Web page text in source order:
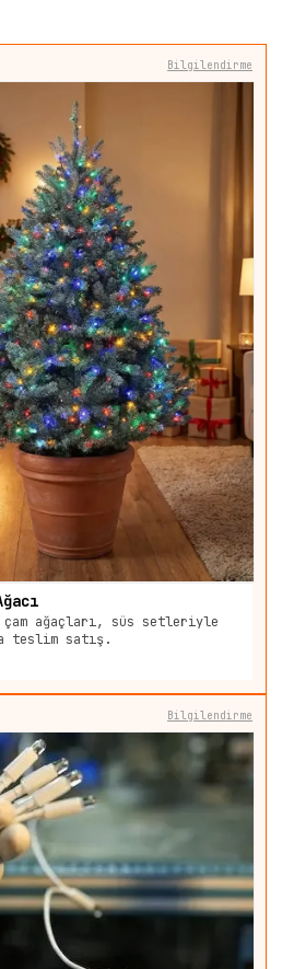
Bilgilendirme
çam ağaçları, süs setleriyle
teslim satış.
Bilgilendirme